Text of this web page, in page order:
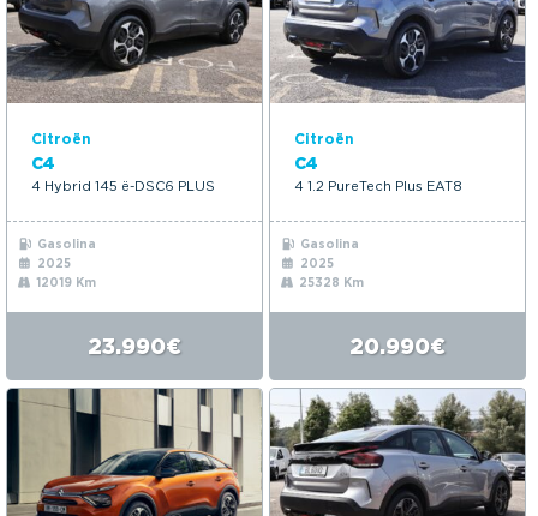
Citroën
C4
4 Hybrid 145 ë-DSC6 PLUS
Gasolina
2025
12019 Km
23.990€
Citroën
C4
4 1.2 PureTech Plus EAT8
Gasolina
2025
25328 Km
20.990€